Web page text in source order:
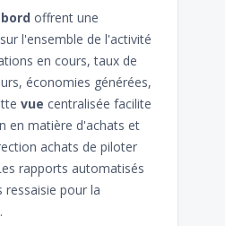
offrent une
l'ensemble de l'activité
en cours, taux de
économies générées,
vue centralisée facilite
en matière d'achats et
achats de piloter
rapports automatisés
ressaisie pour la